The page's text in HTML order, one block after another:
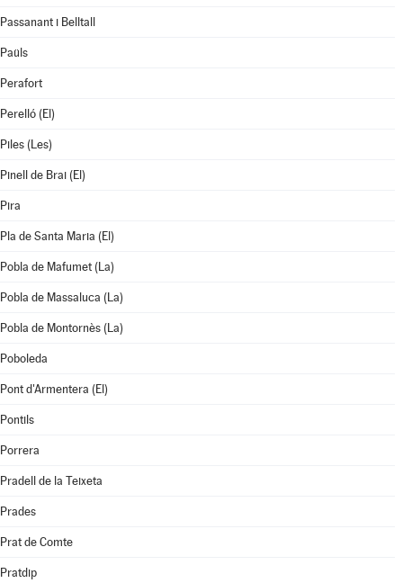
Passanant i Belltall
Paüls
Perafort
Perelló (El)
Piles (Les)
Pinell de Brai (El)
Pira
Pla de Santa Maria (El)
Pobla de Mafumet (La)
Pobla de Massaluca (La)
Pobla de Montornès (La)
Poboleda
Pont d'Armentera (El)
Pontils
Porrera
Pradell de la Teixeta
Prades
Prat de Comte
Pratdip